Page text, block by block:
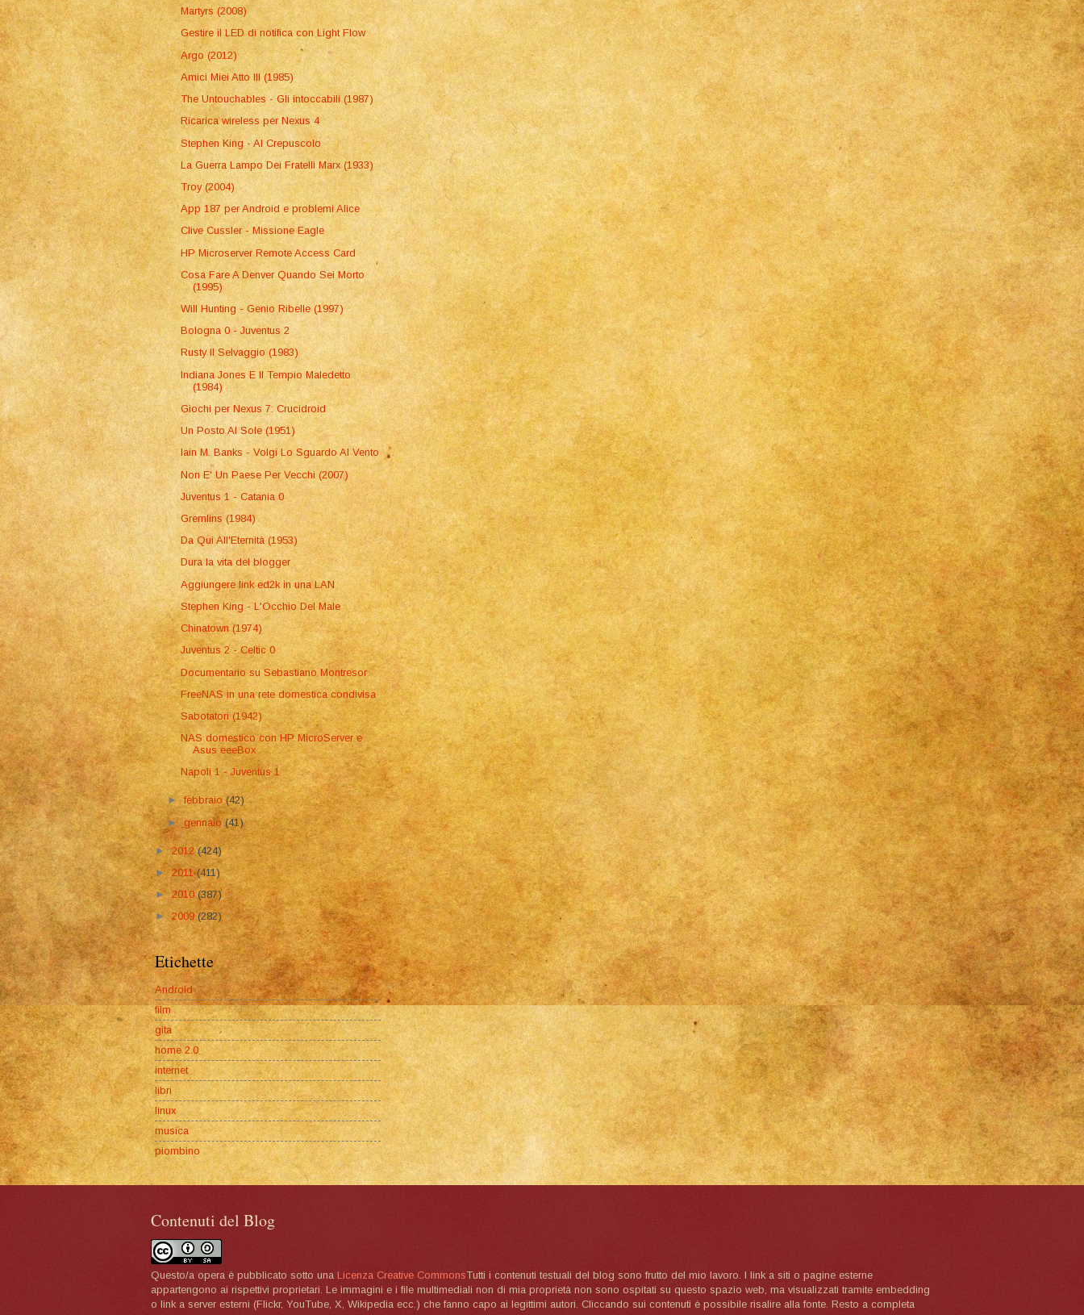
Martyrs (2008)
Gestire il LED di notifica con Light Flow
Argo (2012)
Amici Miei Atto III (1985)
The Untouchables - Gli intoccabili (1987)
Ricarica wireless per Nexus 4
Stephen King - Al Crepuscolo
La Guerra Lampo Dei Fratelli Marx (1933)
Troy (2004)
App 187 per Android e problemi Alice
Clive Cussler - Missione Eagle
HP Microserver Remote Access Card
Cosa Fare A Denver Quando Sei Morto
(1995)
Will Hunting - Genio Ribelle (1997)
Bologna 0 - Juventus 2
Rusty Il Selvaggio (1983)
Indiana Jones E Il Tempio Maledetto
(1984)
Giochi per Nexus 7: Crucidroid
Un Posto Al Sole (1951)
Iain M. Banks - Volgi Lo Sguardo Al Vento
Non E' Un Paese Per Vecchi (2007)
Juventus 1 - Catania 0
Gremlins (1984)
Da Qui All'Eternità (1953)
Dura la vita del blogger
Aggiungere link ed2k in una LAN
Stephen King - L'Occhio Del Male
Chinatown (1974)
Juventus 2 - Celtic 0
Documentario su Sebastiano Montresor
FreeNAS in una rete domestica condivisa
Sabotatori (1942)
NAS domestico con HP MicroServer e
Asus eeeBox
Napoli 1 - Juventus 1
►febbraio(42)
►gennaio(41)
►2012(424)
►2011(411)
►2010(387)
►2009(282)
Etichette
Android
film
gita
home 2.0
internet
libri
linux
musica
piombino
Contenuti del Blog
Questo/a opera è pubblicato sotto una Licenza Creative CommonsTutti i contenuti testuali del blog sono frutto del mio lavoro. I link a siti o pagine esterne
appartengono ai rispettivi proprietari. Le immagini e i file multimediali non di mia proprietà non sono ospitati su questo spazio web, ma visualizzati tramite embedding
o link a server esterni (Flickr, YouTube, X, Wikipedia ecc.) che fanno capo ai legittimi autori. Cliccando sui contenuti è possibile risalire alla fonte. Resto a completa